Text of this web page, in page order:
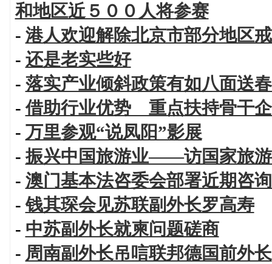
和地区近５００人将参赛
- 港人欢迎解除北京市部分地区
- 还是老实些好
- 落实产业倾斜政策有如八面送
-借助行业优势 重点扶持骨干
- 万里参观“说凤阳”影展
- 振兴中国旅游业——访国家旅
- 澳门基本法咨委会部署近期咨
-钱其琛会见苏联副外长罗高寿
- 中苏副外长就柬问题磋商
- 周南副外长吊唁联邦德国前外长